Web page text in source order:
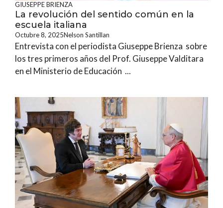
GIUSEPPE BRIENZA
La revolución del sentido común en la
escuela italiana
Octubre 8, 2025Nelson Santillan
Entrevista con el periodista Giuseppe Brienza sobre
los tres primeros años del Prof. Giuseppe Valditara
en el Ministerio de Educación ...